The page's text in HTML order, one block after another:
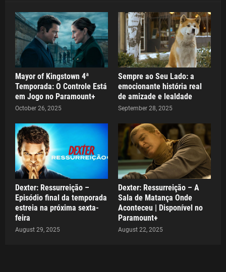
Mayor of Kingstown 4ª
Temporada: O Controle Está
em Jogo no Paramount+
October 26, 2025
Sempre ao Seu Lado: a
emocionante história real
de amizade e lealdade
September 28, 2025
Dexter: Ressurreição –
Episódio final da temporada
estreia na próxima sexta-
feira
August 29, 2025
Dexter: Ressurreição – A
Sala de Matança Onde
Aconteceu | Disponível no
Paramount+
August 22, 2025